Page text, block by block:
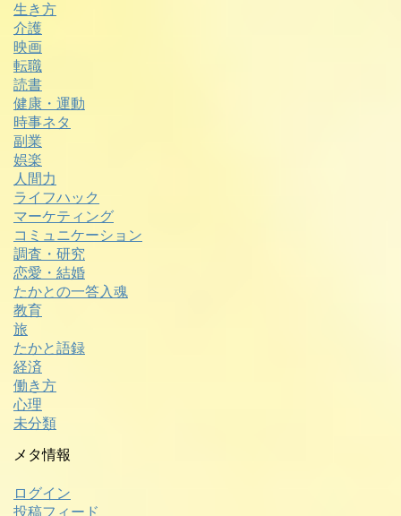
生き方
介護
映画
転職
読書
健康・運動
時事ネタ
副業
娯楽
人間力
ライフハック
マーケティング
コミュニケーション
調査・研究
恋愛・結婚
たかとの一答入魂
教育
旅
たかと語録
経済
働き方
心理
未分類
メタ情報
ログイン
投稿フィード